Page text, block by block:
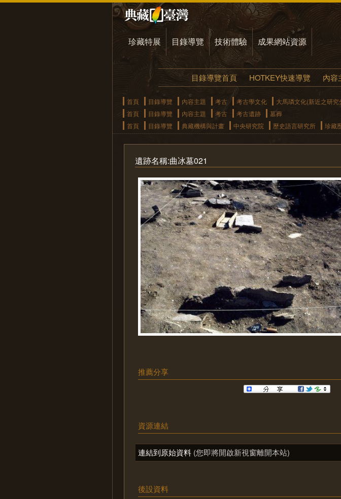
珍藏特展 目錄導覽 技術體驗 成果網站資源
目錄導覽首頁 HOTKEY快速導覽 內容
首頁 目錄導覽 內容主題 考古 考古學文化
大馬璘文化(新近之研究
首頁
目錄導覽 內容主題 考古 考古遺跡
墓葬
首頁
目錄導覽 典藏機構與計畫 中央研究院 歷史語言研究所 珍藏
遺跡名稱:曲冰墓021
推薦分享
資源連結
連結到原始資料 (您即將開啟新視窗離開本站)
後設資料